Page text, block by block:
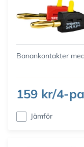
Banankontakter
159 kr/4-
Jämför